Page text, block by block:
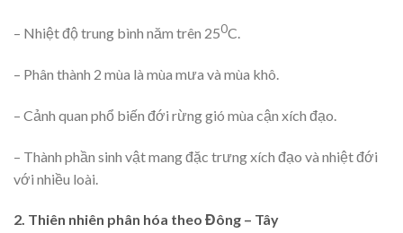
– Nhiệt độ trung bình năm trên 250C.
– Phân thành 2 mùa là mùa mưa và mùa khô.
– Cảnh quan phổ biến đới rừng gió mùa cận xích đạo.
– Thành phần sinh vật mang đặc trưng xích đạo và nhiệt đới
với nhiều loài.
2. Thiên nhiên phân hóa theo Đông – Tây